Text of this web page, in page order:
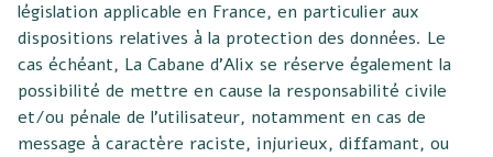
législation applicable en France, en particulier aux
dispositions relatives à la protection des données. Le
cas échéant, La Cabane d’Alix se réserve également la
possibilité de mettre en cause la responsabilité civile
et/ou pénale de l’utilisateur, notamment en cas de
message à caractère raciste, injurieux, diffamant, ou